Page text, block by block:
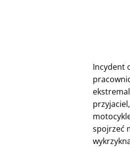
Incydent
spojrzeć